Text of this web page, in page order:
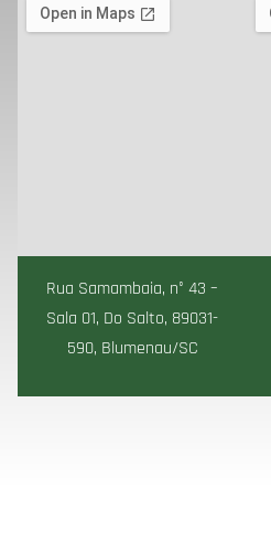
Rua Samambaia, n° 43 –
Sala 01, Do Salto, 89031-
590, Blumenau/SC